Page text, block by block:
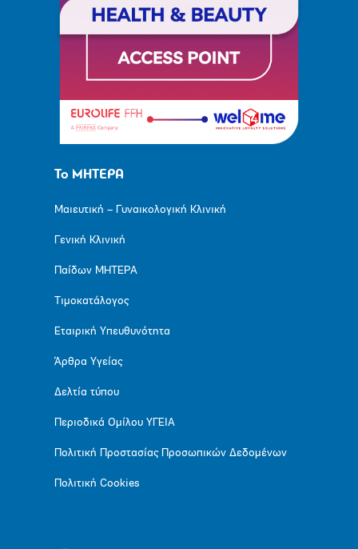
Το ΜΗΤΕΡΑ
Μαιευτική – Γυναικολογική Κλινική
Γενική Κλινική
Παίδων ΜΗΤΕΡΑ
Τιμοκατάλογος
Εταιρική Υπευθυνότητα
Άρθρα Υγείας
Δελτία τύπου
Περιοδικά Ομίλου ΥΓΕΙΑ
Πολιτική Προστασίας Προσωπικών Δεδομένων
Πολιτική Cookies